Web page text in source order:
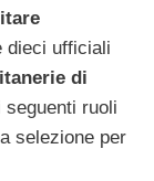
dieci ufficiali
di
ruoli
selezione per